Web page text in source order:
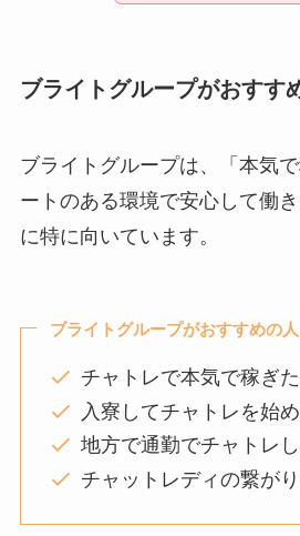
ブライトグループがおすす
ブライトグループは、「本気
ートのある環境で安心して働
に特に向いています。
ブライトグループがおすすめの人
チャトレで本気で稼ぎ
入寮してチャトレを始
地方で通勤でチャトレ
チャットレディの繋が